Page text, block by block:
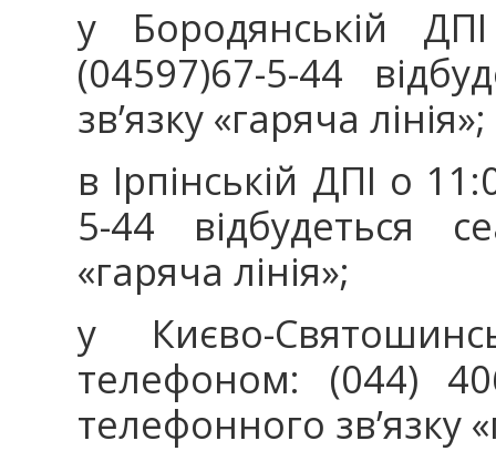
у Бородянській
(04597)67-5-44
зв’язку «гаряча лінія»;
в Ірпінській ДПІ о
5-44 відбудеться
«гаряча лінія»;
у Києво-
телефоном: (044)
телефонного зв’язку